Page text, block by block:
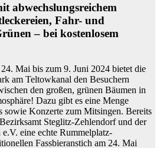
abwechslungsreichem
Fahr- und
– bei kostenlosem
Mai bis zum 9. Juni 2024 bietet die
am Teltowkanal den Besuchern
den großen, grünen Bäumen in
Dazu gibt es eine Menge
sowie Konzerte zum Mitsingen. Bereits
Steglitz-Zehlendorf und der
eine echte Rummelplatz-
Fassbieranstich am 24. Mai